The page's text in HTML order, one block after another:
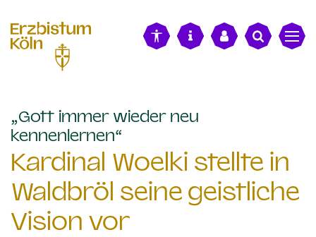
„Gott immer wieder neu
kennenlernen“
Kardinal Woelki stellte in
Waldbröl seine geistliche
Vision vor